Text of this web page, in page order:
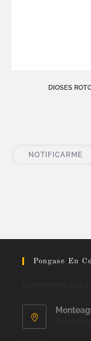
DIOSES
NOTIFICARME
Pongase En